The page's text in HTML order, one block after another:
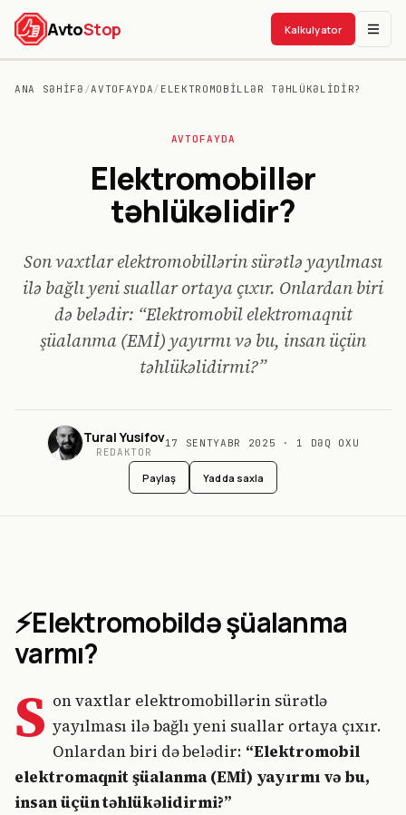
AvtoStop Kalkulyator
ANA SƏHIFƏ /AVTOFAYDA/ ELEKTROMOBILLƏR TƏHLÜKƏLIDIR?
AVTOFAYDA
Elektromobillər
təhlükəlidir?
Son vaxtlar elektromobillərin sürətlə yayılması
ilə bağlı yeni suallar ortaya çıxır. Onlardan biri
də belədir: “Elektromobil elektromaqnit
şüalanma (EMİ) yayırmı və bu, insan üçün
təhlükəlidirmi?”
Tural Yusifov
REDAKTOR
17 SENTYABR 2025 · 1 DƏQ OXU
Paylaş Yadda saxla
⚡Elektromobildə şüalanma
varmı?
S on vaxtlar elektromobillərin sürətlə
yayılması ilə bağlı yeni suallar ortaya çıxır.
Onlardan biri də belədir: “Elektromobil
elektromaqnit şüalanma (EMİ) yayırmı və bu,
insan üçün təhlükəlidirmi?”